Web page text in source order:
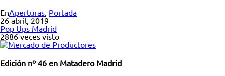
EnAperturas Portada
26 abril, 2019
Pop Ups Madrid
2886 veces visto
Edición nº 46 en Matadero Madrid